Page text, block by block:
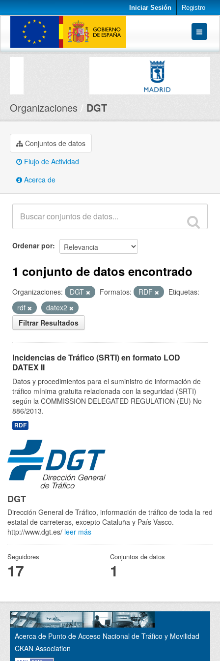
Iniciar Sesión Registro
Conjuntos de datos
Organizaciones DGT
Conjuntos de datos
Flujo de Actividad
Acerca de
Ordenar por
1 conjunto de datos encontrado
Organizaciones: DGT Formatos: RDF
Etiquetas:
rdf
datex2
Filtrar Resultados
Incidencias de Tráfico (SRTI) en formato LOD
DATEX II
Datos y procedimientos para el suministro de información de
tráfico mínima gratuita relacionada con la seguridad (SRTI)
según la COMMISSION DELEGATED REGULATION (EU) No
886/2013.
RDF
DGT
Dirección General de Tráfico, información de tráfico de toda la red
estatal de carreteras, excepto Cataluña y País Vasco.
http://www.dgt.es/ leer más
Seguidores
17
Conjuntos de datos
1
Acerca de Punto de Acceso Nacional de Tráfico y Movilidad
CKAN Association